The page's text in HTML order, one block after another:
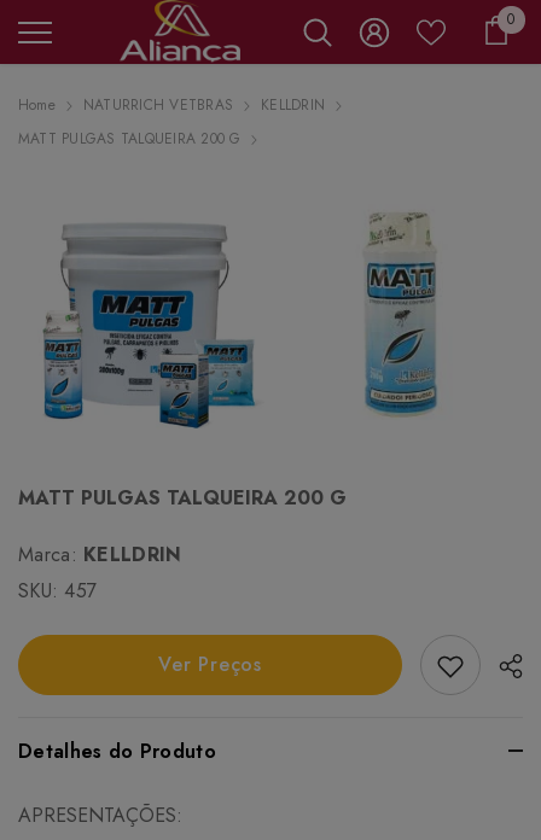
00
Home NATURRICH VETBRAS
KELLDRIN
MATT PULGAS TALQUEIRA 200 G
MATT PULGAS TALQUEIRA 200 G
Marca: KELLDRIN
SKU: 457
Ver Preços Add
Detalhes do Produto
APRESENTAÇÕES: